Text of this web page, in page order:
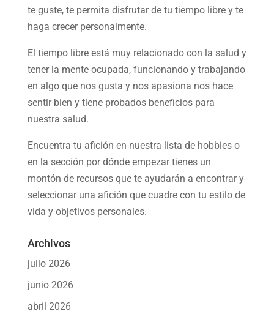
te guste, te permita disfrutar de tu tiempo libre y te
haga crecer personalmente.
El tiempo libre está muy relacionado con la salud y
tener la mente ocupada, funcionando y trabajando
en algo que nos gusta y nos apasiona nos hace
sentir bien y tiene probados beneficios para
nuestra salud.
Encuentra tu afición en nuestra lista de hobbieso
en la sección por dónde empezar tienes un
montón de recursos que te ayudarán a encontrar y
seleccionar una afición que cuadre con tu estilo de
vida y objetivos personales.
Archivos
julio 2026
junio 2026
abril 2026